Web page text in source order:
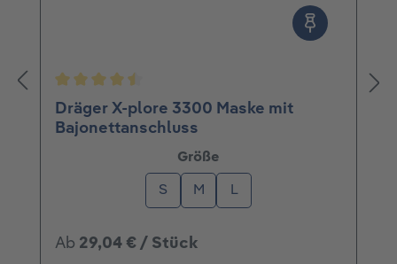
Durchschnittliche Bewertung von 4.5 von 5
Dräger X-plore 3300 Maske mit
Bajonettanschluss
Größe
S M L
Ab 29,04 € / Stück